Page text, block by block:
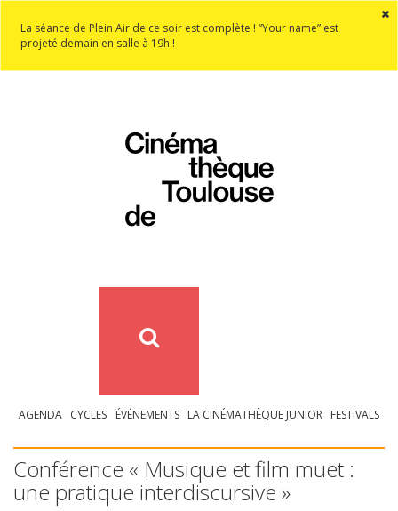
La séance de Plein Air de ce soir est complète ! “Your name” est
projeté demain en salle à 19h !
AGENDA CYCLES ÉVÉNEMENTS LA CINÉMATHÈQUE JUNIOR FESTIVALS
Conférence « Musique et film muet :
une pratique interdiscursive »